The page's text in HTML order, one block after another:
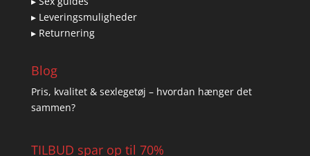
▸ Leveringsmuligheder
▸ Returnering
Blog
Pris, kvalitet & sexlegetøj – hvordan hænger det
sammen?
TILBUD spar op til 70%